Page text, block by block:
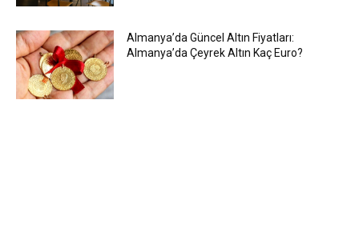
Almanya’da Güncel Altın Fiyatları:
Almanya’da Çeyrek Altın Kaç Euro?